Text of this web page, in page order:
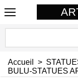
Accueil >
BULU-STATUES